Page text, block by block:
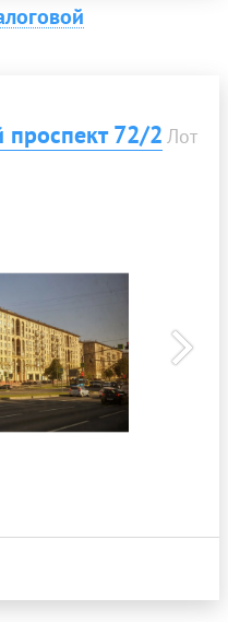
72/2 Лот